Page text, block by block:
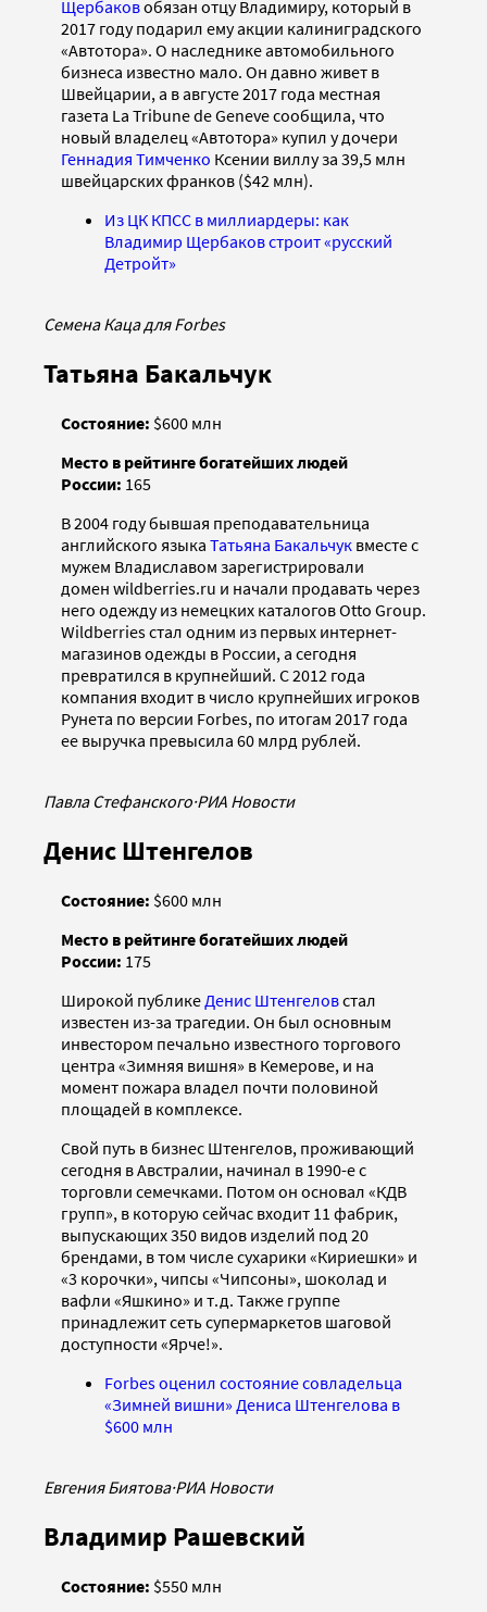
Щербаковобязан отцу Владимиру, который в
2017 году подарил ему акции калиниградского
«Автотора». О наследнике автомобильного
бизнеса известно мало. Он давно живет в
Швейцарии, а в августе 2017 года местная
газета La Tribune de Geneve сообщила, что
новый владелец «Автотора» купил у дочери
Геннадия Тимченко Ксении виллу за 39,5 млн
швейцарских франков ($42 млн).
Из ЦК КПСС в миллиардеры: как
Владимир Щербаков строит «русский
Детройт»
Семена Каца для Forbes
Татьяна Бакальчук
Состояние: $600 млн
Место в рейтинге богатейших людей
России: 165
В 2004 году бывшая преподавательница
английского языка Татьяна Бакальчук вместе с
мужем Владиславом зарегистрировали
домен wildberries.ru и начали продавать через
него одежду из немецких каталогов Otto Group.
Wildberries стал одним из первых интернет-
магазинов одежды в России, а сегодня
превратился в крупнейший. С 2012 года
компания входит в число крупнейших игроков
Рунета по версии Forbes, по итогам 2017 года
ее выручка превысила 60 млрд рублей.
Павла Стефанского·РИА Новости
Денис Штенгелов
Состояние: $600 млн
Место в рейтинге богатейших людей
России: 175
Широкой публике Денис Штенгеловстал
известен из-за трагедии. Он был основным
инвестором печально известного торгового
центра «Зимняя вишня» в Кемерове, и на
момент пожара владел почти половиной
площадей в комплексе.
Свой путь в бизнес Штенгелов, проживающий
сегодня в Австралии, начинал в 1990-е с
торговли семечками. Потом он основал «КДВ
групп», в которую сейчас входит 11 фабрик,
выпускающих 350 видов изделий под 20
брендами, в том числе сухарики «Кириешки» и
«3 корочки», чипсы «Чипсоны», шоколад и
вафли «Яшкино» и т.д. Также группе
принадлежит сеть супермаркетов шаговой
доступности «Ярче!».
Forbes оценил состояние совладельца
«Зимней вишни» Дениса Штенгелова в
$600 млн
Евгения Биятова·РИА Новости
Владимир Рашевский
Состояние: $550 млн